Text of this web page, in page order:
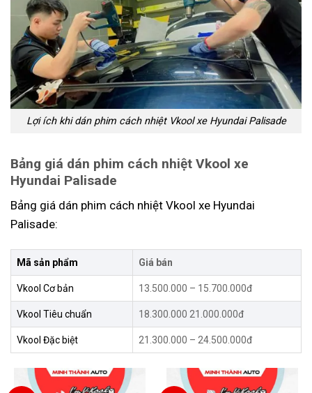
Lợi ích khi dán phim cách nhiệt Vkool xe Hyundai Palisade
Bảng giá dán phim cách nhiệt Vkool xe
Hyundai Palisade
Bảng giá dán phim cách nhiệt Vkool xe Hyundai
Palisade:
Mã sản phẩm Giá bán
Vkool Cơ bản 13.500.000 – 15.700.000đ
Vkool Tiêu chuẩn 18.300.000 21.000.000đ
Vkool Đặc biệt 21.300.000 – 24.500.000đ